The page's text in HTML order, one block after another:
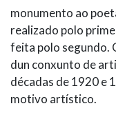
monumento ao
realizado polo
feita polo segundo.
dun conxunto de
décadas de 1920 e
motivo artístico.